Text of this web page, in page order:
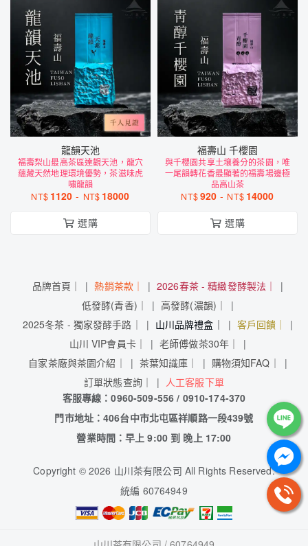
龍韻天池
福壽梨山最高茶區達觀天池，龍穴
蘊藏天然地理環境優勢，茶滋味虎
嘯龍韻
NT$ 1120 - NT$ 18000
選購
福壽山 千櫻園
與千櫻園共享土壤養分的茶園，唯
一尾韻轉花香最顯著的福壽場邊極
品高山茶
NT$920 - NT$ 14000
選購
品牌首頁｜ 熱銷茶款｜
2026春茶 - 精緻發酵製法｜
低發酵(青香)｜
高發酵(濃韻)｜
2025冬茶 - 獨家發酵手路｜
山川品牌禮盒｜
客戶回饋｜
山川 VIP會員卡｜
老師傅做茶30年｜
自家茶廠與茶園介紹｜
茶葉知識庫｜
購物須知FAQ｜
訂單狀態查詢｜
人工客服下單
客服專線：0960-509-556 / 0910-174-370
門市地址：406台中市北屯區祥順路一段439號
營業時間：早上 9:00 到 晚上 17:00
Copyright ©2026 山川茶有限公司 All Rights Reserved.
統編 60764949